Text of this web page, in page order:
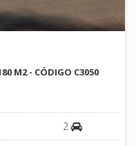
M2 - CÓDIGO C3050
2